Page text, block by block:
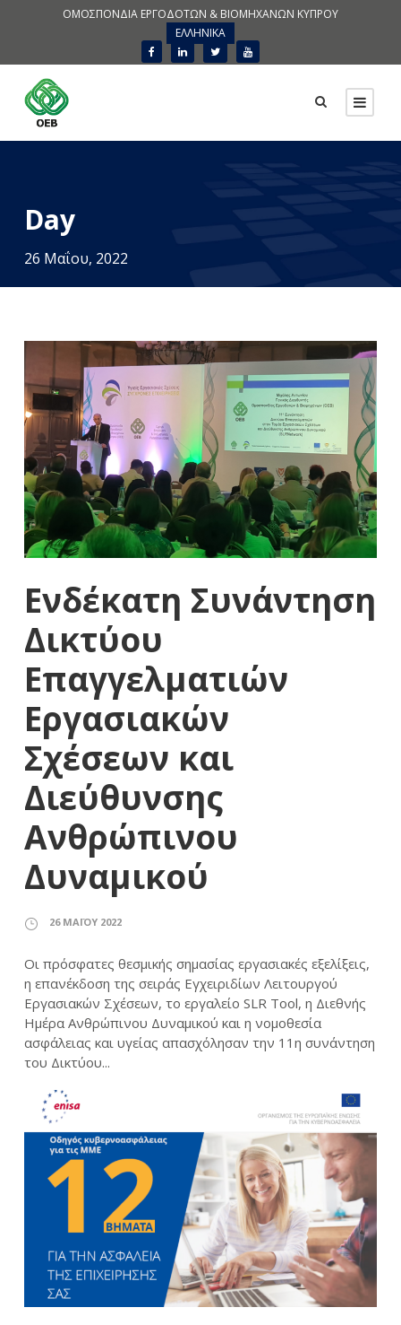
ΟΜΟΣΠΟΝΔΙΑ ΕΡΓΟΔΟΤΩΝ & ΒΙΟΜΗΧΑΝΩΝ ΚΥΠΡΟΥ
ΕΛΛΗΝΙΚΑ
Day
26 Μαΐου, 2022
Ενδέκατη Συνάντηση
Δικτύου
Επαγγελματιών
Εργασιακών
Σχέσεων και
Διεύθυνσης
Ανθρώπινου
Δυναμικού
26 ΜΑΪ́ΟΥ 2022
Οι πρόσφατες θεσμικής σημασίας εργασιακές εξελίξεις,
η επανέκδοση της σειράς Εγχειριδίων Λειτουργού
Εργασιακών Σχέσεων, το εργαλείο SLR Tool, η Διεθνής
Ημέρα Ανθρώπινου Δυναμικού και η νομοθεσία
ασφάλειας και υγείας απασχόλησαν την 11η συνάντηση
του Δικτύου...